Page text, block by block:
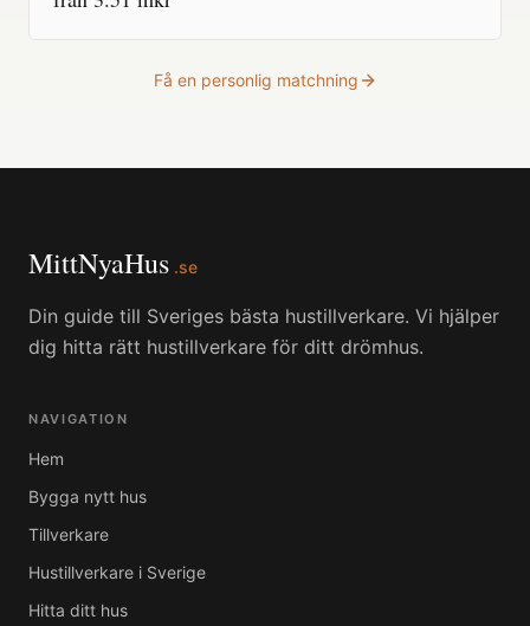
Få en personlig matchning
MittNyaHus .se
Din guide till Sveriges bästa hustillverkare. Vi hjälper
dig hitta rätt hustillverkare för ditt drömhus.
NAVIGATION
Hem
Bygga nytt hus
Tillverkare
Hustillverkare i Sverige
Hitta ditt hus